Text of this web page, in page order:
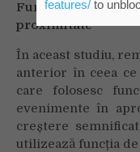
Funcția de
proximitate
În aceast studiu,
anterior în ceea
care folosesc
evenimente în
creștere
utilizează funcția
features/to